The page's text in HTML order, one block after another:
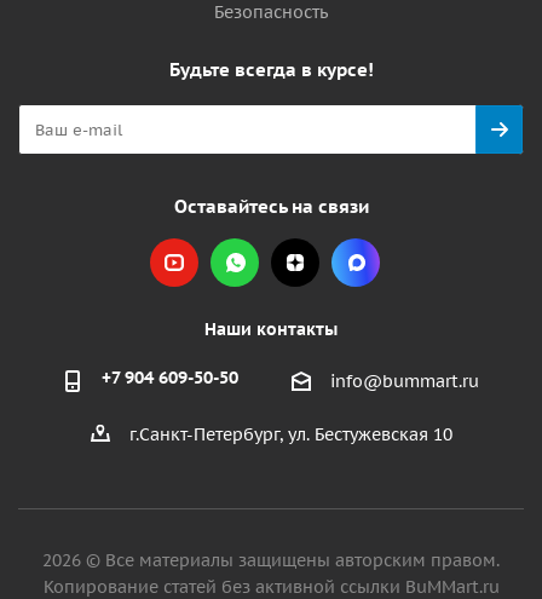
Безопасность
Будьте всегда в курсе!
Оставайтесь на связи
Наши контакты
+7 904 609-50-50 info@bummart.ru
г.Санкт-Петербург, ул. Бестужевская 10
2026 © Все материалы защищены авторским правом.
Копирование статей без активной ссылки BuMMart.ru